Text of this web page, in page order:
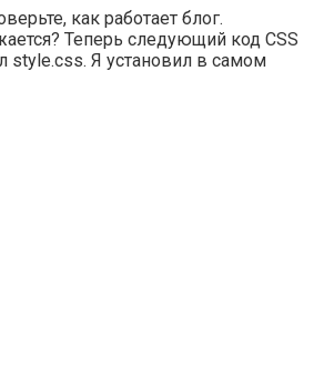
как работает блог.
Теперь следующий код CSS
style.css. Я установил в самом